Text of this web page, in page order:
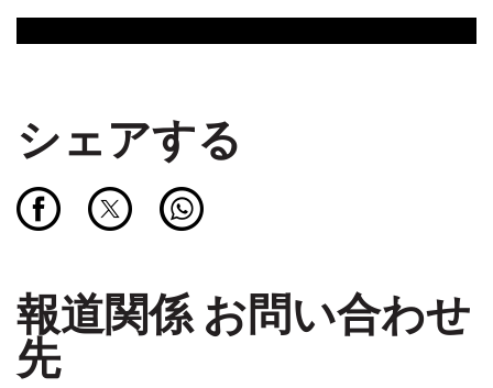
シェアする
報道関係 お問い合わせ
先